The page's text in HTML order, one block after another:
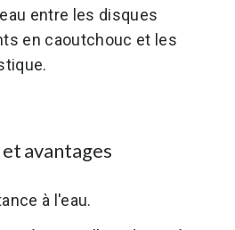
entre les disques
en caoutchouc et les
avantages
à l'eau.